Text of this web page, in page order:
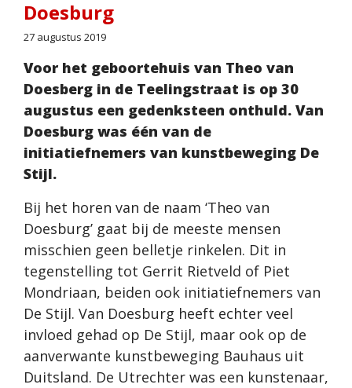
Doesburg
27 augustus 2019
Voor het geboortehuis van Theo van
Doesberg in de Teelingstraat is op 30
augustus een gedenksteen onthuld. Van
Doesburg was één van de
initiatiefnemers van kunstbeweging De
Stijl.
Bij het horen van de naam ‘Theo van
Doesburg’ gaat bij de meeste mensen
misschien geen belletje rinkelen. Dit in
tegenstelling tot Gerrit Rietveld of Piet
Mondriaan, beiden ook initiatiefnemers van
De Stijl. Van Doesburg heeft echter veel
invloed gehad op De Stijl, maar ook op de
aanverwante kunstbeweging Bauhaus uit
Duitsland. De Utrechter was een kunstenaar,